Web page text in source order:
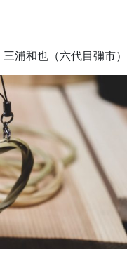
三浦和也（六代目彌市）